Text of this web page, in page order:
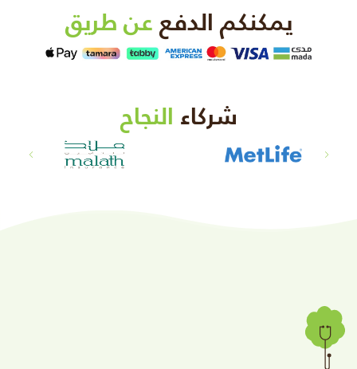
يمكنكم الدفععن طريق
شركاء النجاح